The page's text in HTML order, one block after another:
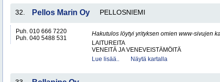
32. Pellos Marin Oy PELLOSNIEMI
Puh. 010 666 7220
Puh. 040 5488 531
Hakutulos löytyi yrityksen omien www-sivujen
LAITUREITA
VENEITÄ JA VENEVEISTÄMÖITÄ
Lue lisää..
Näytä kartalla